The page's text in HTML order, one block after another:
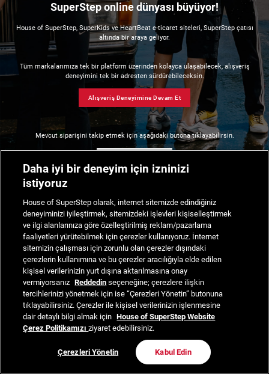
SuperStep online dünyası büyüyor!
House of SuperStep, SuperKids ve HeartBeat e-ticaret siteleri, SuperStep çatısı
altında bir araya geliyor.
Tüm markalarımıza tek bir platform üzerinden kolayca ulaşabilecek, alışveriş
deneyimini tek bir adresten sürdürebileceksin.
Alışveriş Deneyimine Devam Et
Mevcut siparişini takip etmek için aşağıdaki butona tıklayabilirsin.
Daha iyi bir deneyim için izninizi
istiyoruz
House of SuperStep olarak, internet sitemizde edindiğiniz
deneyiminizi iyileştirmek, sitemizdeki işlevleri kişiselleştirmek
ve ilgi alanlarınıza göre özelleştirilmiş reklam/pazarlama
faaliyetleri yürütebilmek için çerezler kullanıyoruz. İnternet
sitemizin çalışması için zorunlu olan çerezler dışındaki
çerezlerin kullanımına ve bu çerezler aracılığıyla elde edilen
kişisel verilerinizin yurt dışına aktarılmasına onay
vermiyorsanız Reddedin seçeneğine; çerezlere ilişkin
tercihlerinizi yönetmek için ise “Çerezleri Yönetin” butonuna
tıklayabilirsiniz. Çerezler ile kişisel verilerinizin işlenmesine
dair detaylı bilgi almak için House of SuperStep Website
Çerez Politikamızıziyaret edebilirsiniz.
Çerezleri Yönetin Kabul Edin